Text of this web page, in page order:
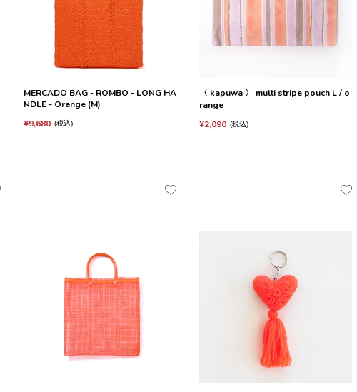
MERCADO BAG - ROMBO - LONG HA
NDLE - Orange (M)
¥9,680 税込
〈 kapuwa 〉 multi stripe pouch L / o
range
¥2,090 税込